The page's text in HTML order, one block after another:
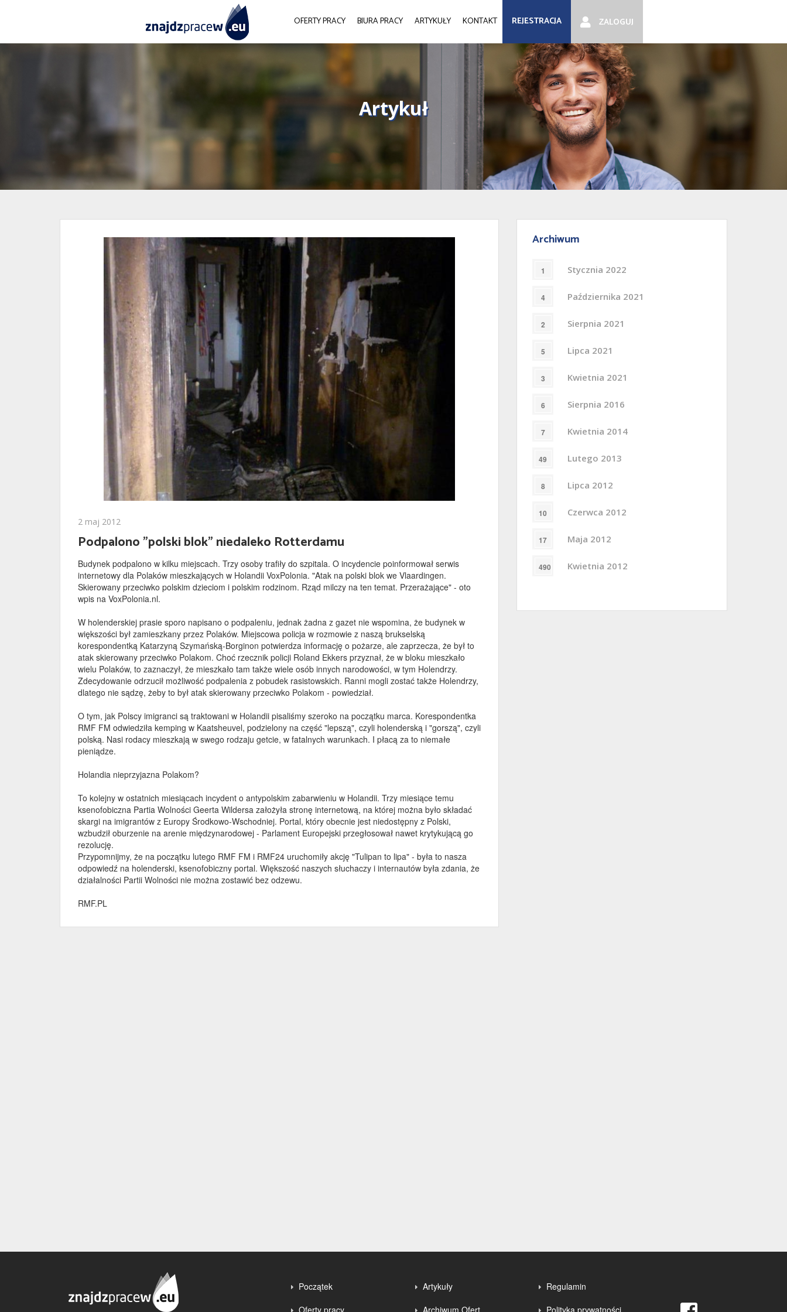
OFERTY PRACY BIURA PRACY ARTYKUŁY KONTAKT REJESTRACJA ZALOGUJ
Artykuł
Archiwum
1 Stycznia 2022
4 Października 2021
2 Sierpnia 2021
5 Lipca 2021
3 Kwietnia 2021
6 Sierpnia 2016
7 Kwietnia 2014
49 Lutego 2013
8 Lipca 2012
10 Czerwca 2012
17 Maja 2012
490 Kwietnia 2012
2 maj 2012
Podpalono "polski blok" niedaleko Rotterdamu
Budynek podpalono w kilku miejscach. Trzy osoby trafiły do szpitala. O incydencie poinformował serwis
internetowy dla Polaków mieszkających w Holandii VoxPolonia. "Atak na polski blok we Vlaardingen.
Skierowany przeciwko polskim dzieciom i polskim rodzinom. Rząd milczy na ten temat. Przerażające" - oto
wpis na VoxPolonia.nl.
W holenderskiej prasie sporo napisano o podpaleniu, jednak żadna z gazet nie wspomina, że budynek w
większości był zamieszkany przez Polaków. Miejscowa policja w rozmowie z naszą brukselską
korespondentką Katarzyną Szymańską-Borginon potwierdza informację o pożarze, ale zaprzecza, że był to
atak skierowany przeciwko Polakom. Choć rzecznik policji Roland Ekkers przyznał, że w bloku mieszkało
wielu Polaków, to zaznaczył, że mieszkało tam także wiele osób innych narodowości, w tym Holendrzy.
Zdecydowanie odrzucił możliwość podpalenia z pobudek rasistowskich. Ranni mogli zostać także Holendrzy,
dlatego nie sądzę, żeby to był atak skierowany przeciwko Polakom - powiedział.
O tym, jak Polscy imigranci są traktowani w Holandii pisaliśmy szeroko na początku marca. Korespondentka
RMF FM odwiedziła kemping w Kaatsheuvel, podzielony na część "lepszą", czyli holenderską i "gorszą", czyli
polską. Nasi rodacy mieszkają w swego rodzaju getcie, w fatalnych warunkach. I płacą za to niemałe
pieniądze.
Holandia nieprzyjazna Polakom?
To kolejny w ostatnich miesiącach incydent o antypolskim zabarwieniu w Holandii. Trzy miesiące temu
ksenofobiczna Partia Wolności Geerta Wildersa założyła stronę internetową, na której można było składać
skargi na imigrantów z Europy Środkowo-Wschodniej. Portal, który obecnie jest niedostępny z Polski,
wzbudził oburzenie na arenie międzynarodowej - Parlament Europejski przegłosował nawet krytykującą go
rezolucję.
Przypomnijmy, że na początku lutego RMF FM i RMF24 uruchomiły akcję "Tulipan to lipa" - była to nasza
odpowiedź na holenderski, ksenofobiczny portal. Większość naszych słuchaczy i internautów była zdania, że
działalności Partii Wolności nie można zostawić bez odzewu.
RMF.PL
Początek
Oferty pracy
Artykuły
Archiwum Ofert
Regulamin
Polityka prywatności